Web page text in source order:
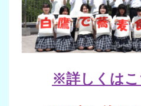
※詳しくはこ